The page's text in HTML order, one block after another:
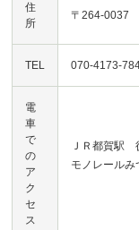
住
所
〒264-0037
TEL 070-4173-
電
車
で
の
ア
ク
セ
ス
ＪＲ都賀駅
モノレール